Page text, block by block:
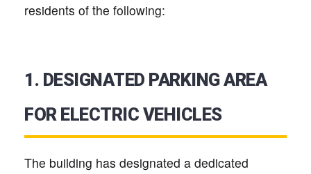
residents of the following:
1. DESIGNATED PARKING AREA
FOR ELECTRIC VEHICLES
The building has designated a dedicated